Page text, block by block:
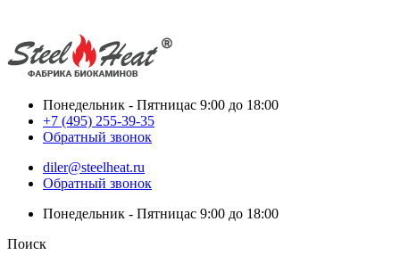
Понедельник - Пятницас 9:00 до 18:00
+7 (495) 255-39-35
Обратный звонок
diler@steelheat.ru
Обратный звонок
Понедельник - Пятницас 9:00 до 18:00
Поиск